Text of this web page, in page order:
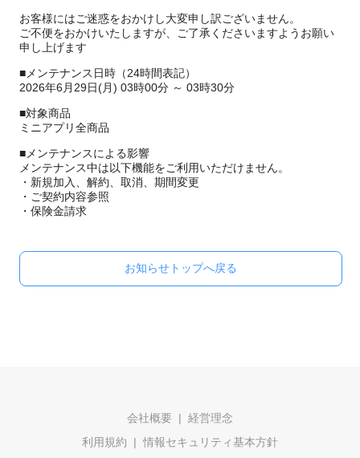
お客様にはご迷惑をおかけし大変申し訳ございません。
ご不便をおかけいたしますが、ご了承くださいますようお願い
申し上げます
■メンテナンス日時（24時間表記）
2026年6月29日(月) 03時00分 ～ 03時30分
■対象商品
ミニアプリ全商品
■メンテナンスによる影響
メンテナンス中は以下機能をご利用いただけません。
・新規加入、解約、取消、期間変更
・ご契約内容参照
・保険金請求
お知らせトップへ戻る
会社概要
経営理念
利用規約
情報セキュリティ基本方針